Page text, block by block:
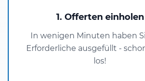
1. Offerten einholen
In wenigen Minuten haben
Erforderliche ausgefüllt -
los!